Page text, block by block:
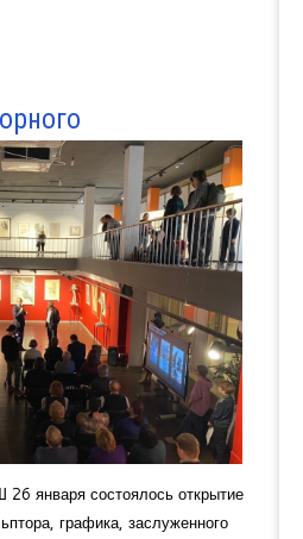
января состоялось открытие
графика, заслуженного